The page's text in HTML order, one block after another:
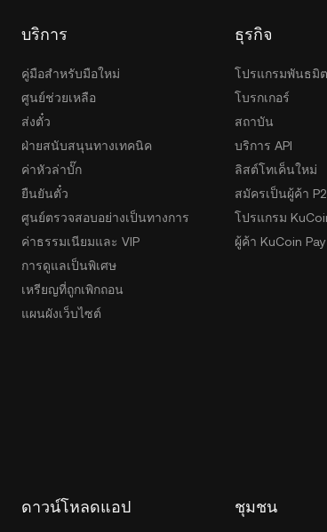
บริการ
คู่มือสำหรับมือใหม่
ศูนย์ช่วยเหลือ
ส่งตั๋ว
ฝ่ายสนับสนุนทางเทคนิค
ค่าหัวล่าบั๊ก
ยืนยันตั๋ว
ศูนย์ตรวจสอบอย่างเป็นทางการ
ค่าธรรมเนียมและ VIP
การดูแลเป็นพิเศษ
เหรียญที่ถูกเพิกถอน
แผนผังเว็บไซต์
ธุรกิจ
โปรแกรมพันธมิ
โบรกเกอร์
สถาบัน
บริการ API
ลิสต์โทเค็นใหม่
สมัครเป็นผู้ค้า
โปรแกรม
ผู้ค้า KuCoin Pay
ดาวน์โหลดแอป ชุมชน